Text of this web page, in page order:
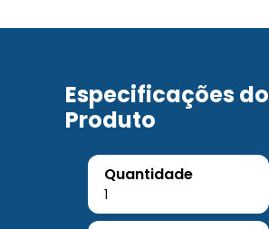
Especificações do
Produto
Quantidade
1